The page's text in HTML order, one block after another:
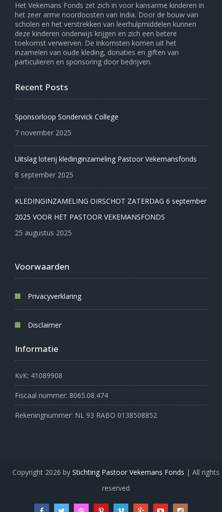
Het Vekemans Fonds zet zich in voor kansarme kinderen in
het zeer arme noordoosten van India. Door de bouw van
scholen en het verstrekken van leerhulpmiddelen kunnen
deze kinderen onderwijs krijgen en zich een betere
toekomst verwerven. De inkomsten komen uit het
inzamelen van oude kleding, donaties en giften van
particulieren en sponsoring door bedrijven.
Recent Posts
Sponsorloop Sondervick College
7 november 2025
Uitslag loterij kledinginzameling Pastoor Vekemansfonds
8 september 2025
KLEDINGINZAMELING OIRSCHOT ZATERDAG 6 september
2025 VOOR HET PASTOOR VEKEMANSFONDS
25 augustus 2025
Voorwaarden
Privacyverklaring
Disclaimer
Informatie
KvK: 41089908
Fiscaal nummer: 8065.08.474
Rekeningnummer: NL 93 RABO 0138508852
Copyright 2026 by Stichting Pastoor Vekemans Fonds | All rights
reserved